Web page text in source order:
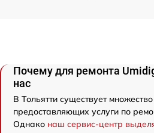
Почему для ремонта
нас
В Тольятти существует
предоставляющих услуги по
Однако наш сервис-центр